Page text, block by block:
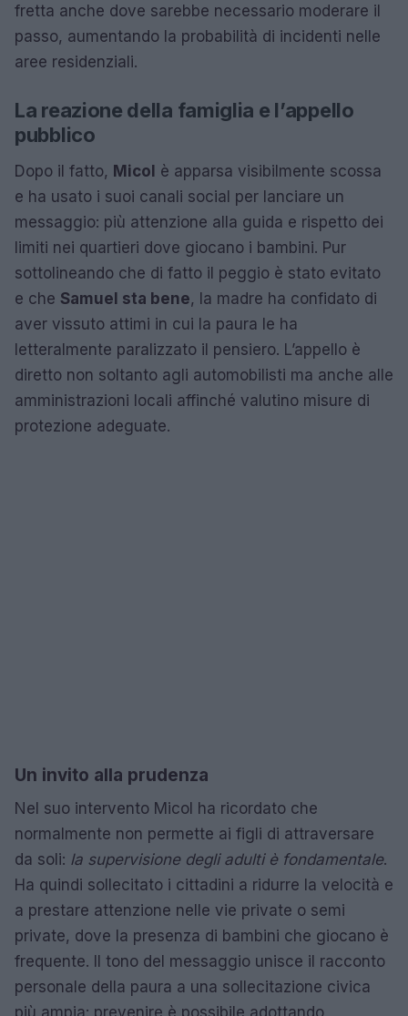
fretta anche dove sarebbe necessario moderare il
passo, aumentando la probabilità di incidenti nelle
aree residenziali.
La reazione della famiglia e l’appello
pubblico
Dopo il fatto, Micol è apparsa visibilmente scossa
e ha usato i suoi canali social per lanciare un
messaggio: più attenzione alla guida e rispetto dei
limiti nei quartieri dove giocano i bambini. Pur
sottolineando che di fatto il peggio è stato evitato
e che Samuel sta bene, la madre ha confidato di
aver vissuto attimi in cui la paura le ha
letteralmente paralizzato il pensiero. L’appello è
diretto non soltanto agli automobilisti ma anche alle
amministrazioni locali affinché valutino misure di
protezione adeguate.
Un invito alla prudenza
Nel suo intervento Micol ha ricordato che
normalmente non permette ai figli di attraversare
da soli: la supervisione degli adulti è fondamentale.
Ha quindi sollecitato i cittadini a ridurre la velocità e
a prestare attenzione nelle vie private o semi
private, dove la presenza di bambini che giocano è
frequente. Il tono del messaggio unisce il racconto
personale della paura a una sollecitazione civica
più ampia: prevenire è possibile adottando